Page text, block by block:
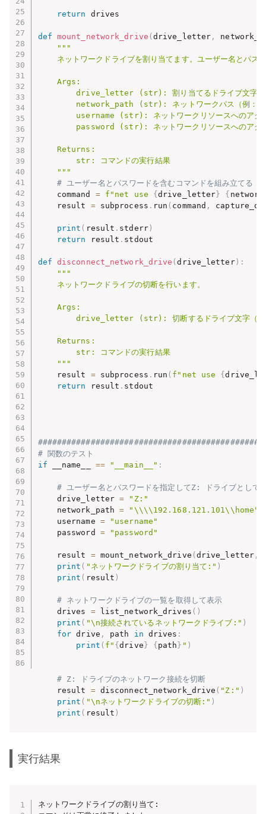
return drives
def mount_network_drive ( drive_letter ,
"""
ネットワークドライブを割り当てます。ユーザー名とパス
    Args:
drive_letter (str): 割り当てるドライブ文字
network_path (str): ネットワークパス（例：
username (str): ネットワークリソースへのアク
password (str): ネットワークリソースへのアク
    Returns:
        str: コマンドの実行結果
    """
# ユーザー名とパスワードを含むコマンドを組み立てる
    command
= f"net use {drive_letter } {
    result
= subprocess . run ( command ,
print ( result . stderr)
return
result . stdout
def disconnect_network_drive (drive_letter) :
"""
    ネットワークドライブの切断を行います。
    Args:
drive_letter (str): 切断するドライブ文字（
    Returns:
        str: コマンドの実行結果
    """
    result
= subprocess . run ( f"net use {
return
result . stdout
# 関数のテスト
if __name__ == "__main__" :
# ユーザー名とパスワードを指定してZ: ドライブとして
    drive_letter
=
"Z:"
    network_path
=
"\\\\192.168.121.101\\home"
    username
=
"username"
    password
= "password"
    result
= mount_network_drive ( drive_letter ,
print ( "ネットワークドライブの割り当て:" )
print ( result )
# ネットワークドライブの一覧を取得して表示
    drives
= list_network_drives ( )
print ( "\n接続されているネットワークドライブ:" )
for drive , path in drives :
print ( f" {drive } { path } " )
# Z: ドライブのネットワーク接続を切断
    result
= disconnect_network_drive ( "Z:" )
print ( "\nネットワークドライブの切断:" )
print ( result )
実行結果
ネットワークドライブの割り当て: